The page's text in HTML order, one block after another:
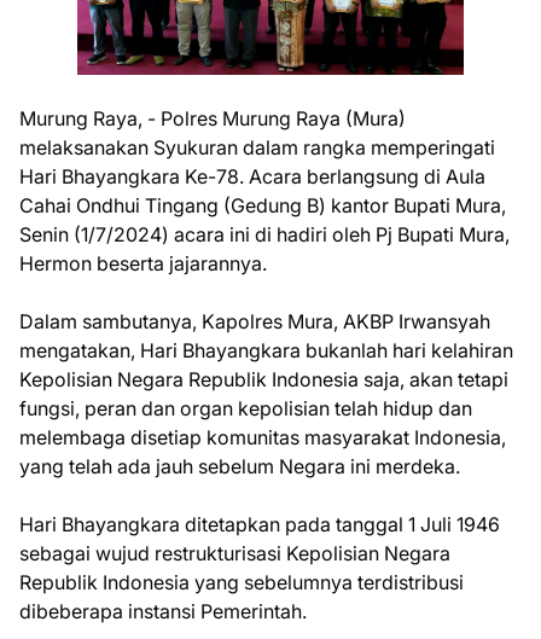
Murung Raya, - Polres Murung Raya (Mura)
melaksanakan Syukuran dalam rangka memperingati
Hari Bhayangkara Ke-78. Acara berlangsung di Aula
Cahai Ondhui Tingang (Gedung B) kantor Bupati Mura,
Senin (1/7/2024) acara ini di hadiri oleh Pj Bupati Mura,
Hermon beserta jajarannya.
Dalam sambutanya, Kapolres Mura, AKBP Irwansyah
mengatakan, Hari Bhayangkara bukanlah hari kelahiran
Kepolisian Negara Republik Indonesia saja, akan tetapi
fungsi, peran dan organ kepolisian telah hidup dan
melembaga disetiap komunitas masyarakat Indonesia,
yang telah ada jauh sebelum Negara ini merdeka.
Hari Bhayangkara ditetapkan pada tanggal 1 Juli 1946
sebagai wujud restrukturisasi Kepolisian Negara
Republik Indonesia yang sebelumnya terdistribusi
dibeberapa instansi Pemerintah.